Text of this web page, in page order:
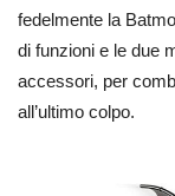
fedelmente la
di funzioni e le due
accessori, per
all’ultimo colpo.